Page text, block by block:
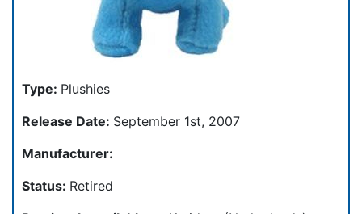
Type: Plushies
Release Date: September 1st, 2007
Manufacturer:
Status: Retired